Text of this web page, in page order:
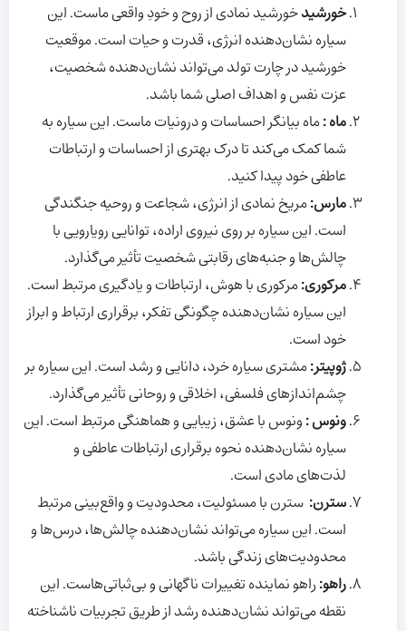
خورشیدخورشید نمادی از روح و خودِ واقعی ماست. این
سیاره نشان‌دهنده انرژی، قدرت و حیات است. موقعیت
خورشید در چارت تولد می‌تواند نشان‌دهنده شخصیت،
عزت نفس و اهداف اصلی شما باشد.
ماه :ماه بیانگر احساسات و درونیات ماست. این سیاره به
شما کمک می‌کند تا درک بهتری از احساسات و ارتباطات
عاطفی خود پیدا کنید.
مارس:مریخ نمادی از انرژی، شجاعت و روحیه جنگندگی
است. این سیاره بر روی نیروی اراده، توانایی رویارویی با
چالش‌ها و جنبه‌های رقابتی شخصیت تأثیر می‌گذارد.
مرکوری:مرکوری با هوش، ارتباطات و یادگیری مرتبط است.
این سیاره نشان‌دهنده چگونگی تفکر، برقراری ارتباط و ابراز
خود است.
ژوپیتر:مشتری سیاره خرد، دانایی و رشد است. این سیاره بر
چشم‌اندازهای فلسفی، اخلاقی و روحانی تأثیر می‌گذارد.
ونوس :ونوس با عشق، زیبایی و هماهنگی مرتبط است. این
سیاره نشان‌دهنده نحوه برقراری ارتباطات عاطفی و
لذت‌های مادی است.
سترن: سترن با مسئولیت، محدودیت و واقع‌بینی مرتبط
است. این سیاره می‌تواند نشان‌دهنده چالش‌ها، درس‌ها و
محدودیت‌های زندگی باشد.
راهو:راهو نماینده تغییرات ناگهانی و بی‌ثباتی‌هاست. این
نقطه می‌تواند نشان‌دهنده رشد از طریق تجربیات ناشناخته